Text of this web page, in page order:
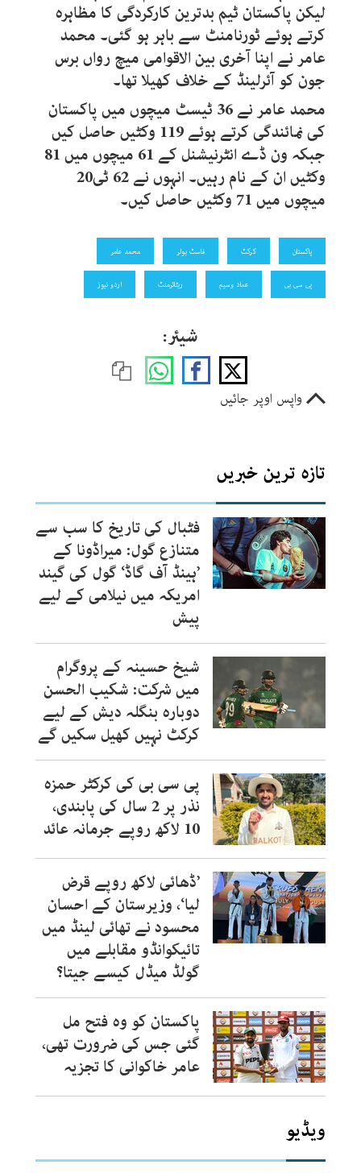
لیکن پاکستان ٹیم بدترین کارکردگی کا مظاہرہ
کرتے ہوئے ٹورنامنٹ سے باہر ہو گئی۔ محمد
عامر نے اپنا آخری بین الاقوامی میچ رواں برس
جون کو آئرلینڈ کے خلاف کھیلا تھا۔
محمد عامر نے 36 ٹیسٹ میچوں میں پاکستان
کی نمائندگی کرتے ہوئے 119 وکٹیں حاصل کیں
جبکہ ون ڈے انٹرنیشنل کے 61 میچوں میں 81
وکٹیں ان کے نام رہیں۔ انہوں نے 62 ٹی20
میچوں میں 71 وکٹیں حاصل کیں۔
پاکستان کرکٹ فاسٹ بولر محمد عامر
پی سی بی عماد وسیم ریٹائرمنٹ اردو نیوز
شیئر:
واپس اوپر جائیں
تازہ ترین خبریں
فٹبال کی تاریخ کا سب سے
متنازع گول: میراڈونا کے
’ہینڈ آف گاڈ‘ گول کی گیند
امریکہ میں نیلامی کے لیے
پیش
شیخ حسینہ کے پروگرام
میں شرکت: شکیب الحسن
دوبارہ بنگلہ دیش کے لیے
کرکٹ نہیں کھیل سکیں گے
پی سی بی کی کرکٹر حمزہ
نذر پر 2 سال کی پابندی،
10 لاکھ روپے جرمانہ عائد
’ڈھائی لاکھ روپے قرض
لیا‘، وزیرستان کے احسان
محسود نے تھائی لینڈ میں
تائیکوانڈو مقابلے میں
گولڈ میڈل کیسے جیتا؟
پاکستان کو وہ فتح مل
گئی جس کی ضرورت تھی،
عامر خاکوانی کا تجزیہ
ویڈیو